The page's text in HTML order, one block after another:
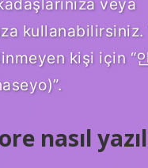
kullanabilirsiniz.
kişi için “
nasıl